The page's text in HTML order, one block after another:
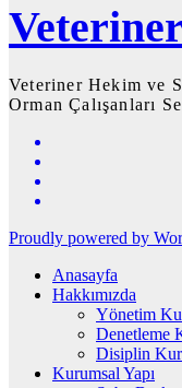
Veteriner Hekim ve
Orman Çalışanları
Proudly powered by
Anasayfa
Hakkımızda
Yönetim
Denetleme
Disiplin
Kurumsal Yapı